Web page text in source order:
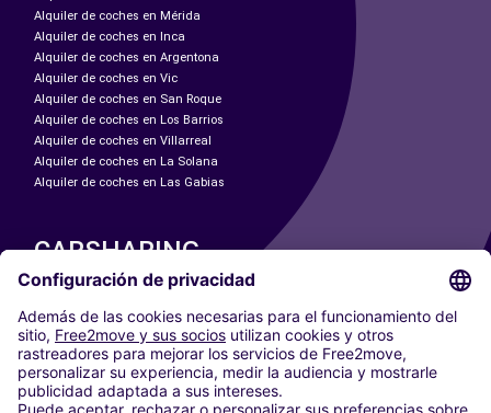
Alquiler de coches en Mérida
Alquiler de coches en Inca
Alquiler de coches en Argentona
Alquiler de coches en Vic
Alquiler de coches en San Roque
Alquiler de coches en Los Barrios
Alquiler de coches en Villarreal
Alquiler de coches en La Solana
Alquiler de coches en Las Gabias
CARSHARING
NUESTRAS CIUDADES
Paris
Madrid
Washington DC
Milán
Roma